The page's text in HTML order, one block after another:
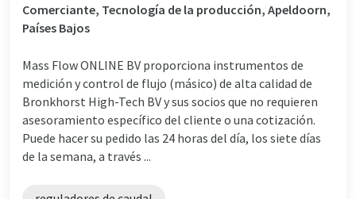
Comerciante, Tecnología de la producción, Apeldoorn,
Países Bajos
Mass Flow ONLINE BV proporciona instrumentos de
medición y control de flujo (másico) de alta calidad de
Bronkhorst High-Tech BV y sus socios que no requieren
asesoramiento específico del cliente o una cotización.
Puede hacer su pedido las 24 horas del día, los siete días
de la semana, a través ...